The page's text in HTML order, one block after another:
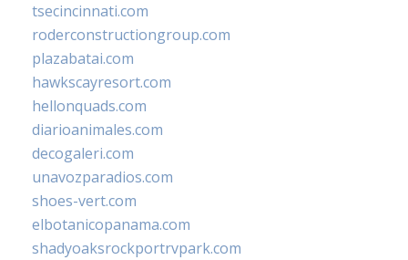
tsecincinnati.com
roderconstructiongroup.com
plazabatai.com
hawkscayresort.com
hellonquads.com
diarioanimales.com
decogaleri.com
unavozparadios.com
shoes-vert.com
elbotanicopanama.com
shadyoaksrockportrvpark.com